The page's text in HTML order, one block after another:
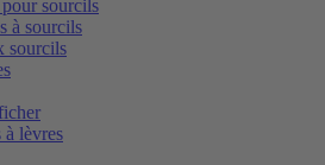
sourcils
à sourcils
sourcils
à lèvres